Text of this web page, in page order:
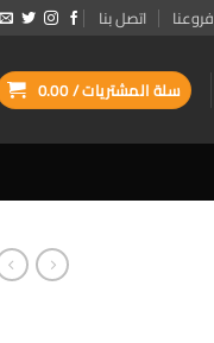
فروعنا اتصل بنا
سلة المشتريات /0.00